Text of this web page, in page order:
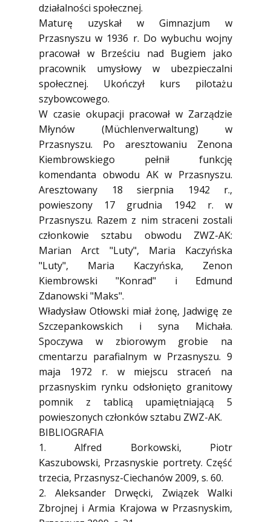
działalności społecznej.
Maturę uzyskał w Gimnazjum w
Przasnyszu w 1936 r. Do wybuchu wojny
pracował w Brześciu nad Bugiem jako
pracownik umysłowy w ubezpieczalni
społecznej. Ukończył kurs pilotażu
szybowcowego.
W czasie okupacji pracował w Zarządzie
Młynów (Müchlenverwaltung) w
Przasnyszu. Po aresztowaniu Zenona
Kiembrowskiego pełnił funkcję
komendanta obwodu AK w Przasnyszu.
Aresztowany 18 sierpnia 1942 r.,
powieszony 17 grudnia 1942 r. w
Przasnyszu. Razem z nim straceni zostali
członkowie sztabu obwodu ZWZ-AK:
Marian Arct "Luty", Maria Kaczyńska
"Luty", Maria Kaczyńska, Zenon
Kiembrowski "Konrad" i Edmund
Zdanowski "Maks".
Władysław Otłowski miał żonę, Jadwigę ze
Szczepankowskich i syna Michała.
Spoczywa w zbiorowym grobie na
cmentarzu parafialnym w Przasnyszu. 9
maja 1972 r. w miejscu straceń na
przasnyskim rynku odsłonięto granitowy
pomnik z tablicą upamiętniającą 5
powieszonych członków sztabu ZWZ-AK.
BIBLIOGRAFIA
1. Alfred Borkowski, Piotr
Kaszubowski, Przasnyskie portrety. Część
trzecia, Przasnysz-Ciechanów 2009, s. 60.
2. Aleksander Drwęcki, Związek Walki
Zbrojnej i Armia Krajowa w Przasnyskim,